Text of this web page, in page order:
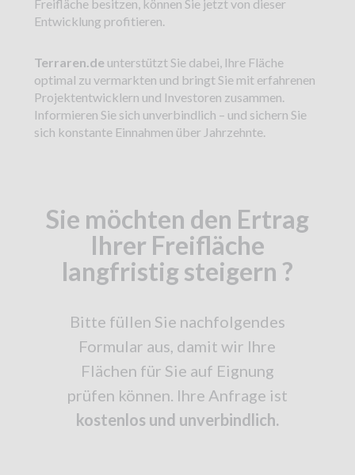
Freifläche besitzen, können Sie jetzt von dieser
Entwicklung profitieren.
Terraren.de unterstützt Sie dabei, Ihre Fläche
optimal zu vermarkten und bringt Sie mit erfahrenen
Projektentwicklern und Investoren zusammen.
Informieren Sie sich unverbindlich – und sichern Sie
sich konstante Einnahmen über Jahrzehnte.
Sie möchten den Ertrag
Ihrer Freifläche
langfristig steigern ?
Bitte füllen Sie nachfolgendes
Formular aus, damit wir Ihre
Flächen für Sie auf Eignung
prüfen können. Ihre Anfrage ist
kostenlos und unverbindlich.